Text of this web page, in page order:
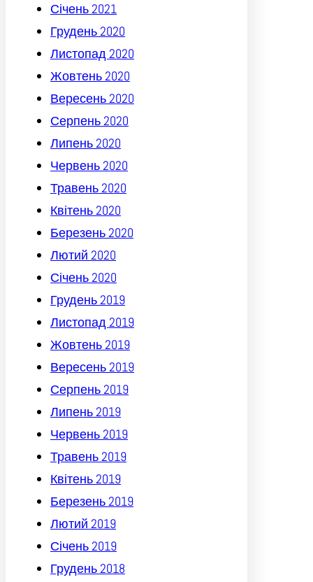
Січень 2021
Грудень 2020
Листопад 2020
Жовтень 2020
Вересень 2020
Серпень 2020
Липень 2020
Червень 2020
Травень 2020
Квітень 2020
Березень 2020
Лютий 2020
Січень 2020
Грудень 2019
Листопад 2019
Жовтень 2019
Вересень 2019
Серпень 2019
Липень 2019
Червень 2019
Травень 2019
Квітень 2019
Березень 2019
Лютий 2019
Січень 2019
Грудень 2018